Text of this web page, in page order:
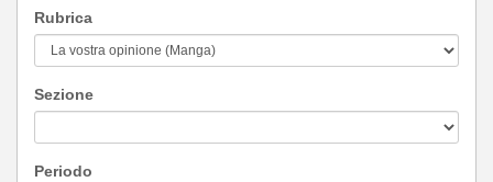
Rubrica
Sezione
Periodo